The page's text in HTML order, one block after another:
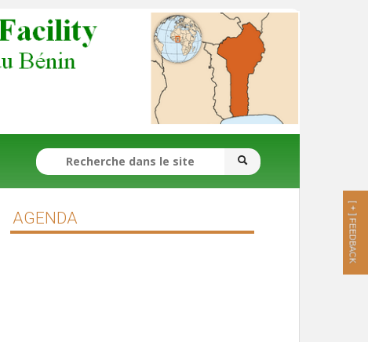
FORMULAIRE DE RECHERCHE
AGENDA
[ + ]
FEEDBACK